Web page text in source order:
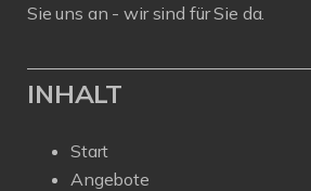
Sie uns an - wir sind für Sie da.
INHALT
Start
Angebote